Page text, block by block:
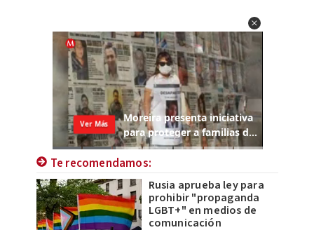
Te recomendamos:
Rusia aprueba ley para
prohibir "propaganda
LGBT+" en medios de
comunicación